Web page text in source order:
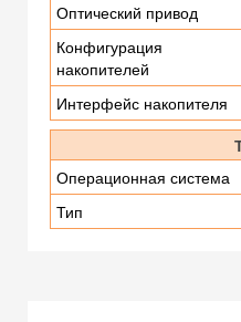
Оптический привод
Конфигурация
накопителей
Интерфейс накопителя
Операционная система
Тип